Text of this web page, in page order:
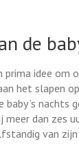
de
prima idee om
het slapen
‘s nachts
meer dan zes
van zijn